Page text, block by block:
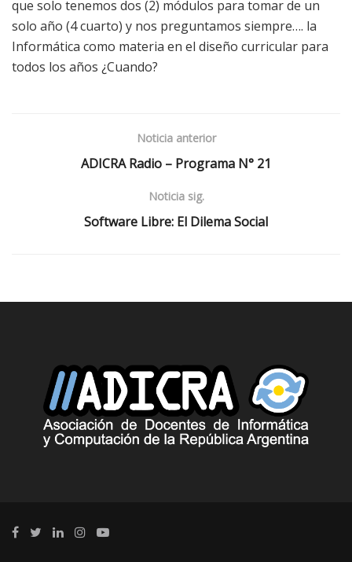
que solo tenemos dos (2) módulos para tomar de un
solo año (4 cuarto) y nos preguntamos siempre…. la
Informática como materia en el diseño curricular para
todos los años ¿Cuando?
Noticia anterior
ADICRA Radio – Programa N° 21
Noticia sig.
Software Libre: El Dilema Social